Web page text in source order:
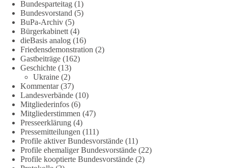
Quellen:https://apnews.com/article/fauci-diaries-covid-origins-
rand-paul-6b25da9f75a0becbaf2886ab22643e67
https://www.tichyseinblick.de/kolumnen/aus-aller-welt/usa-
tagebuch-fauci-corona-impfung/
#dieBasis #Corona #Aufarbeitung
#Vertrauen
239 36 60
DieBasis
2 Tage(n) zuvor
🕊 Wir wollen den Krieg mit Russland nicht!
Bundesparteitag (1)
Bundesvorstand (5)
BuPa-Archiv (5)
Bürgerkabinett (4)
dieBasis analog (16)
Friedensdemonstration (2)
Gastbeiträge (162)
Geschichte (13)
Ukraine (2)
Kommentar(37)
Landesverbände (10)
Mitgliederinfos (6)
Mitgliederstimmen (47)
Presseerklärung (4)
Pressemitteilungen (111)
Profile aktiver Bundesvorstände (11)
Profile ehemaliger Bundesvorstände (22)
Profile kooptierte Bundesvorstände (2)